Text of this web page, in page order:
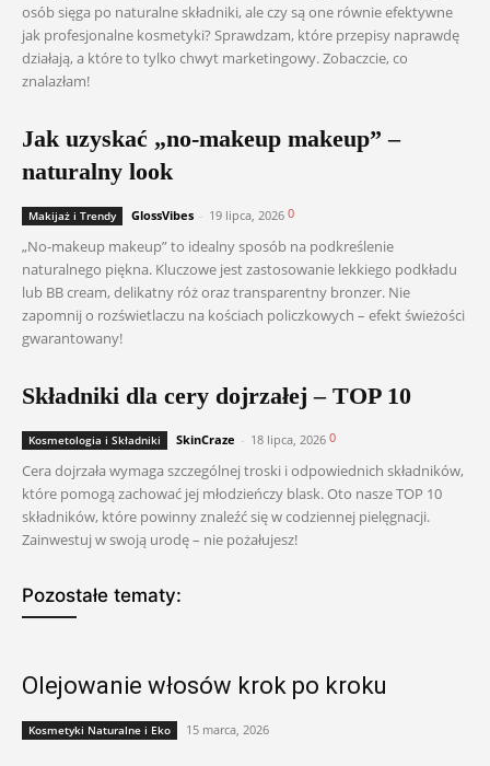
osób sięga po naturalne składniki, ale czy są one równie efektywne
jak profesjonalne kosmetyki? Sprawdzam, które przepisy naprawdę
działają, a które to tylko chwyt marketingowy. Zobaczcie, co
znalazłam!
Jak uzyskać „no-makeup makeup” –
naturalny look
Makijaż i Trendy GlossVibes - 19 lipca, 2026 0
„No-makeup makeup” to idealny sposób na podkreślenie
naturalnego piękna. Kluczowe jest zastosowanie lekkiego podkładu
lub BB cream, delikatny róż oraz transparentny bronzer. Nie
zapomnij o rozświetlaczu na kościach policzkowych – efekt świeżości
gwarantowany!
Składniki dla cery dojrzałej – TOP 10
Kosmetologia i Składniki SkinCraze - 18 lipca, 2026 0
Cera dojrzała wymaga szczególnej troski i odpowiednich składników,
które pomogą zachować jej młodzieńczy blask. Oto nasze TOP 10
składników, które powinny znaleźć się w codziennej pielęgnacji.
Zainwestuj w swoją urodę – nie pożałujesz!
Pozostałe tematy:
Olejowanie włosów krok po kroku
Kosmetyki Naturalne i Eko 15 marca, 2026